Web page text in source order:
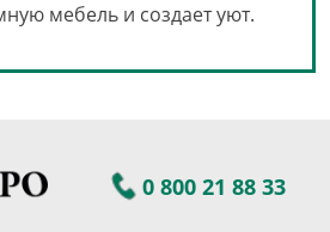
мебель и создает уют.
0 800 21 88 33